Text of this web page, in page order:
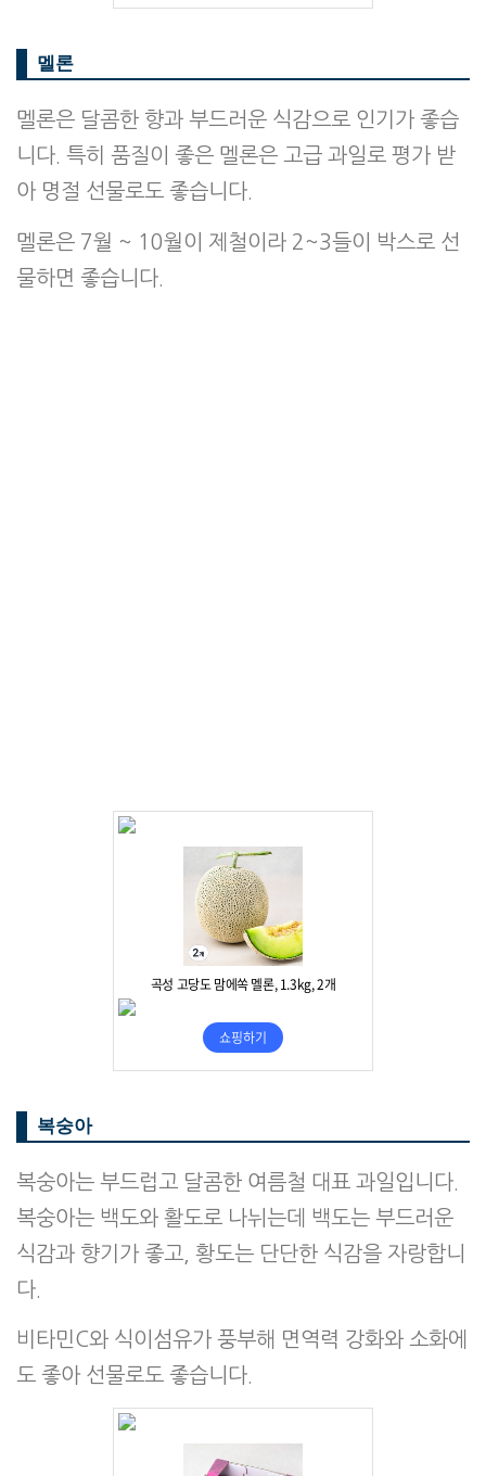
멜론
멜론은 달콤한 향과 부드러운 식감으로 인기가 좋습
니다. 특히 품질이 좋은 멜론은 고급 과일로 평가 받
아 명절 선물로도 좋습니다.
멜론은 7월 ~ 10월이 제철이라 2~3들이 박스로 선
물하면 좋습니다.
복숭아
복숭아는 부드럽고 달콤한 여름철 대표 과일입니다.
복숭아는 백도와 활도로 나뉘는데 백도는 부드러운
식감과 향기가 좋고, 황도는 단단한 식감을 자랑합니
다.
비타민C와 식이섬유가 풍부해 면역력 강화와 소화에
도 좋아 선물로도 좋습니다.